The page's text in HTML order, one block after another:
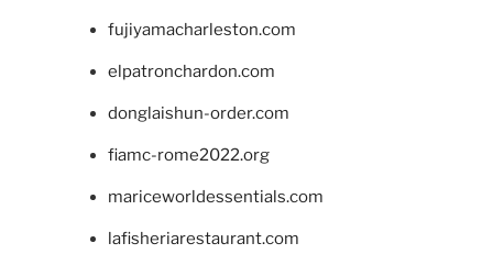
fujiyamacharleston.com
elpatronchardon.com
donglaishun-order.com
fiamc-rome2022.org
mariceworldessentials.com
lafisheriarestaurant.com